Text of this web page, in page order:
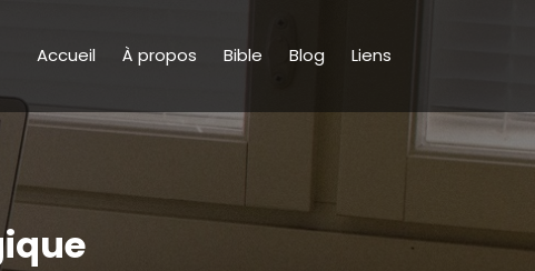
Accueil À propos Bible Blog Liens